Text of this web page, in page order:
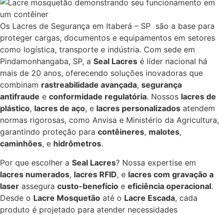
Os Lacres de Segurança em Itaberá – SP são a base para
proteger cargas, documentos e equipamentos em setores
como logística, transporte e indústria. Com sede em
Pindamonhangaba, SP, a Seal Lacres é líder nacional há
mais de 20 anos, oferecendo soluções inovadoras que
combinam rastreabilidade avançada, segurança
antifraude e conformidade regulatória. Nossos lacres de
plástico, lacres de aço, e lacres personalizados atendem
normas rigorosas, como Anvisa e Ministério da Agricultura,
garantindo proteção para contêineres, malotes,
caminhões, e hidrômetros.
Por que escolher a Seal Lacres? Nossa expertise em
lacres numerados, lacres RFID, e lacres com gravação a
laser assegura custo-benefício e eficiência operacional.
Desde o Lacre Mosquetão até o Lacre Escada, cada
produto é projetado para atender necessidades